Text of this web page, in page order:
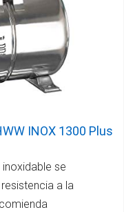
INOX 1300 Plus
se
a la